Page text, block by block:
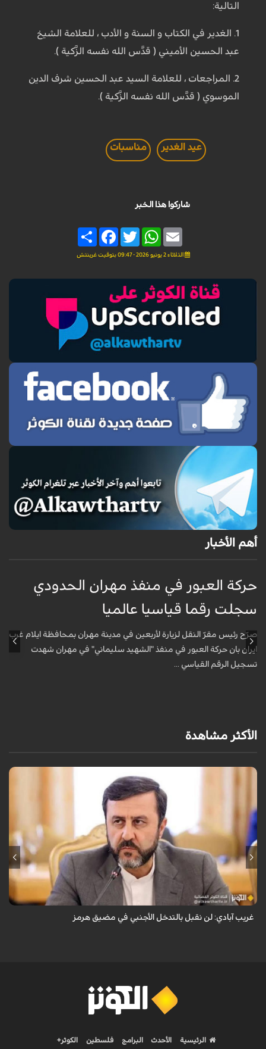
التالية:
1. الغدير في الكتاب و السنة و الأدب ، للعلامة الشيخ
عبد الحسين الأميني ( قدَّس الله نفسه الزَّكية ).
2. المراجعات ، للعلامة السيد عبد الحسين شرف الدين
الموسوي ( قدَّس الله نفسه الزَّكية ).
عيد الغدير مناسبات
شاركوا هذا الخبر
Share
FacebookTwitter
WhatsAppEmail
الثلاثاء 2 يونيو 2026 - 09:47 بتوقيت غرينتش
أهم الأخبار
حركة العبور في منفذ مهران الحدودي
سجلت رقما قياسيا عالميا
صرّح رئيس مقرّ النقل لزيارة لأربعين في مدينة مهران بمحافظة ايلام غرب
ايران بان حركة العبور في منفذ "الشهيد سليماني" في مهران شهدت
تسجيل الرقم القياسي ...
الأكثر مشاهدة
قال نائب وزير الخارجية الإيراني كاظم غريب آبادي، إن إيران لن تقبل بالتدخل
الأجنبي في مضيق هرمز.
غريب آبادي: لن نقبل بالتدخل الأجنبي في مضيق هرمز
الرئيسية الأحدث البرامج فلسطين الكوثر+